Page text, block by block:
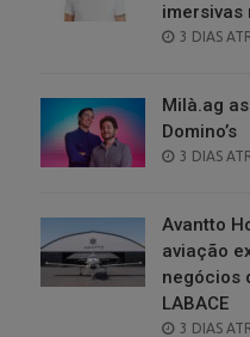
imersivas
POSTED
3 DIAS
Milà.ag
Domino’s
POSTED
3 DIAS
Avantto
aviação
negócios
LABACE
POSTED
3 DIAS